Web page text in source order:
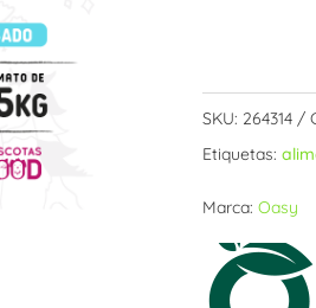
SKU: 264314
Etiquetas:
Marca:Oasy